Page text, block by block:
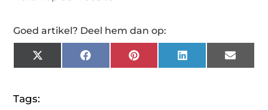
Goed artikel? Deel hem dan op:
X
(Twitter)
FacebookPinterestLinkedInEmail
Tags: